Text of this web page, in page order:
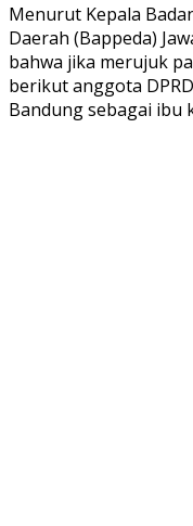
Menurut Kepala
Daerah (Bappeda)
bahwa jika merujuk
berikut anggota
Bandung sebagai ibu